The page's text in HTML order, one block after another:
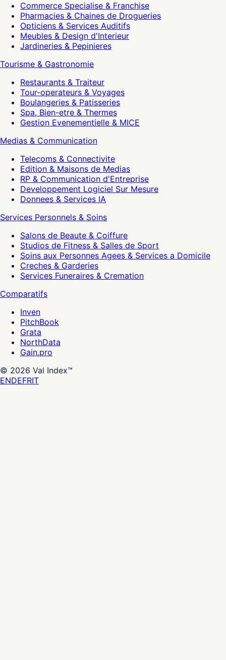
Commerce Specialise & Franchise
Pharmacies & Chaines de Drogueries
Opticiens & Services Auditifs
Meubles & Design d'Interieur
Jardineries & Pepinieres
Tourisme & Gastronomie
Restaurants & Traiteur
Tour-operateurs & Voyages
Boulangeries & Patisseries
Spa, Bien-etre & Thermes
Gestion Evenementielle & MICE
Medias & Communication
Telecoms & Connectivite
Edition & Maisons de Medias
RP & Communication d'Entreprise
Developpement Logiciel Sur Mesure
Donnees & Services IA
Services Personnels & Soins
Salons de Beaute & Coiffure
Studios de Fitness & Salles de Sport
Soins aux Personnes Agees & Services a Domicile
Creches & Garderies
Services Funeraires & Cremation
Comparatifs
Inven
PitchBook
Grata
NorthData
Gain.pro
© 2026 Val Index™
ENDEFRIT